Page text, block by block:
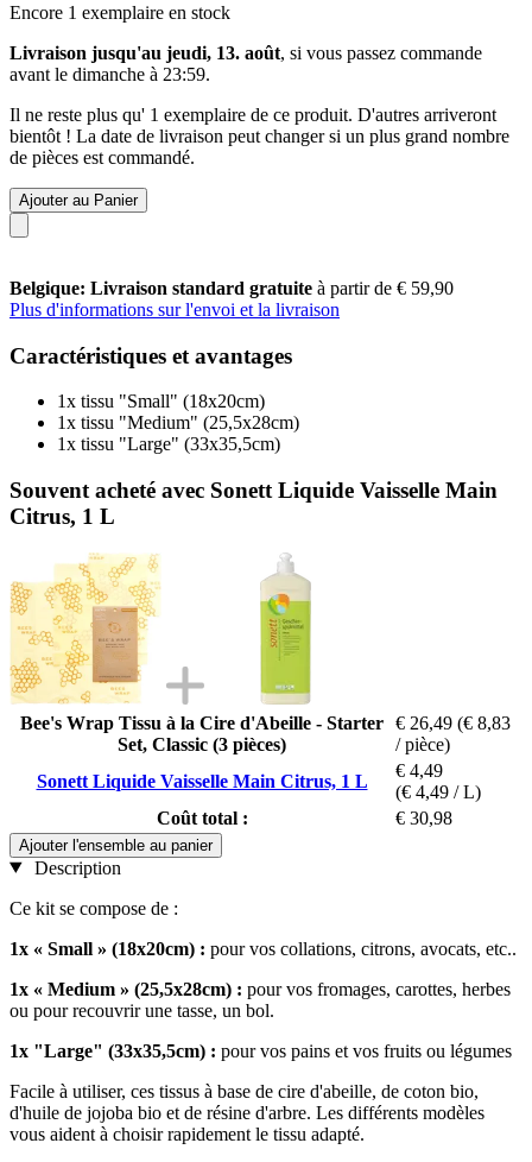
Encore 1 exemplaire en stock
Livraison jusqu'au jeudi, 13. août, si vous passez commande
avant le dimanche à 23:59.
Il ne reste plus qu' 1 exemplaire de ce produit. D'autres arriveront
bientôt ! La date de livraison peut changer si un plus grand nombre
de pièces est commandé.
Ajouter au Panier
Belgique: Livraison standard gratuite à partir de € 59,90
Plus d'informations sur l'envoi et la livraison
Caractéristiques et avantages
1x tissu "Small" (18x20cm)
1x tissu "Medium" (25,5x28cm)
1x tissu "Large" (33x35,5cm)
Souvent acheté avec Sonett Liquide Vaisselle Main
Citrus, 1 L
Bee's Wrap Tissu à la Cire d'Abeille - Starter
Set, Classic (3 pièces)
€ 26,49 (€ 8,83
/ pièce)
Sonett Liquide Vaisselle Main Citrus, 1 L
€ 4,49
(€ 4,49 / L)
Coût total :
€ 30,98
Ajouter l'ensemble au panier
Description
Ce kit se compose de :
1x « Small » (18x20cm) : pour vos collations, citrons, avocats, etc..
1x « Medium » (25,5x28cm) : pour vos fromages, carottes, herbes
ou pour recouvrir une tasse, un bol.
1x "Large" (33x35,5cm) : pour vos pains et vos fruits ou légumes
Facile à utiliser, ces tissus à base de cire d'abeille, de coton bio,
d'huile de jojoba bio et de résine d'arbre. Les différents modèles
vous aident à choisir rapidement le tissu adapté.